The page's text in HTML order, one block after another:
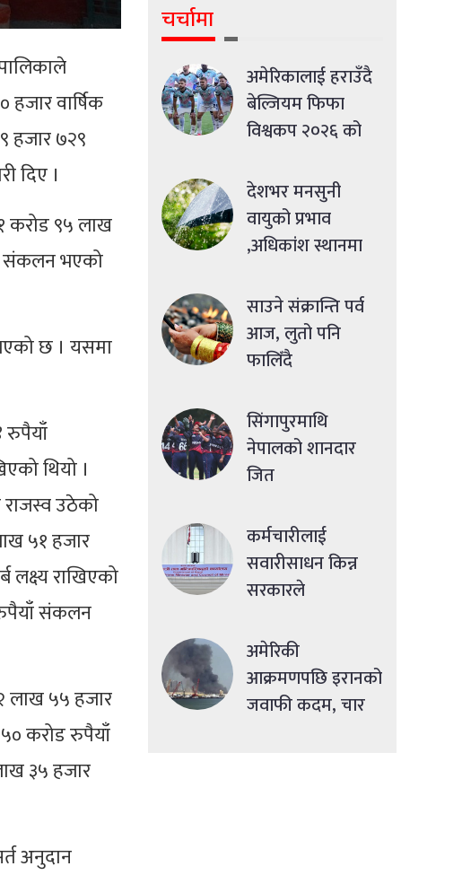
वार्षिक
हजार ७२९
दिए ।
करोड ९५ लाख
संकलन भएको
छ । यसमा
रुपैयाँ
थियो ।
उठेको
५१ हजार
राखिएको
रुपैयाँ संकलन
लाख ५५ हजार
करोड रुपैयाँ
३५ हजार
अनुदान
चर्चामा
अमेरिकालाई हराउँदै
बेल्जियम फिफा
विश्वकप २०२६ को
प्रवेश
देशभर मनसुनी
वायुको प्रभाव
,अधिकांश स्थानमा
साउने संक्रान्ति पर्व
आज, लुतो पनि
फालिँदै
सिंगापुरमाथि
नेपालको शानदार
जित
कर्मचारीलाई
सवारीसाधन किन्न
सरकारले
दिने
अमेरिकी
आक्रमणपछि इरानको
जवाफी कदम, चार